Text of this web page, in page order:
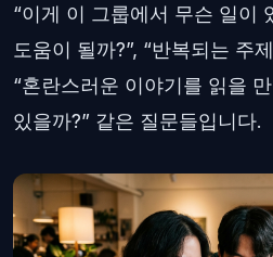
“이게 이 그룹에서 무슨 일이
도움이 될까?”, “반복되는 주
“혼란스러운 이야기를 읽을
있을까?” 같은 질문들입니다.